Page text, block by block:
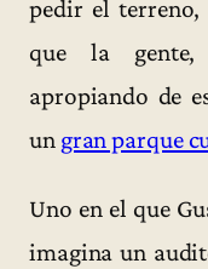
pedir el terreno,
que la
apropiando de
un gran parque
Uno en el que
imagina un